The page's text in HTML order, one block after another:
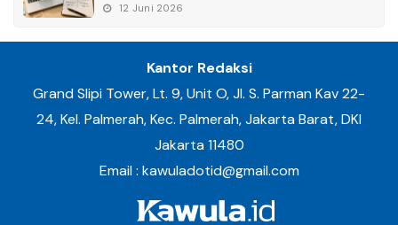
12 Juni 2026
Kantor Redaksi
Grand Slipi Tower, Lt. 9, Unit O, Jl. S. Parman Kav 22-
24, Kel. Palmerah, Kec. Palmerah, Jakarta Barat, DKI
Jakarta 11480
Email : kawuladotid@gmail.com